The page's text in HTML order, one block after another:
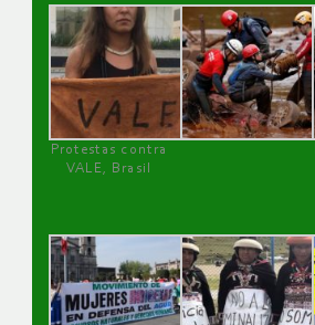
Protestas contra
VALE, Brasil